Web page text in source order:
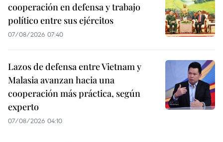
cooperación en defensa y trabajo
político entre sus ejércitos
07/08/2026 07:40
Lazos de defensa entre Vietnam y
Malasia avanzan hacia una
cooperación más práctica, según
experto
07/08/2026 04:10